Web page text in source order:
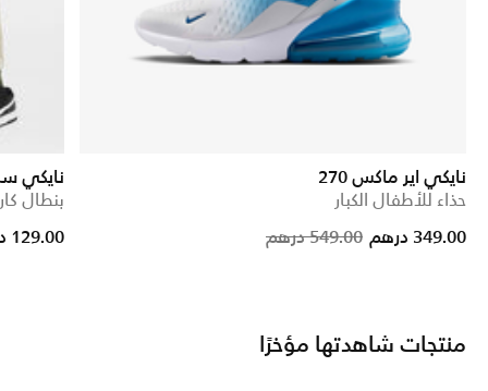
نايكي اير ماكس 270
حذاء للأطفال الكبار
Price
549.00 درهم to
349.00 درهم
نايكي
بنطال
from129.00 درهم
منتجات شاهدتها مؤخرًا